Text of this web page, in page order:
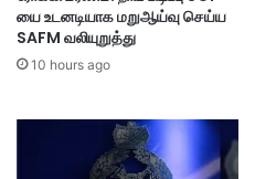
ய
ர்
மீ
கு
றி
த்
யை உடனடியாக மறுஆய்வு செய்ய
SAFM வலியுறுத்து
10 hours ago